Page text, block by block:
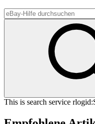
This is search service rlogid: